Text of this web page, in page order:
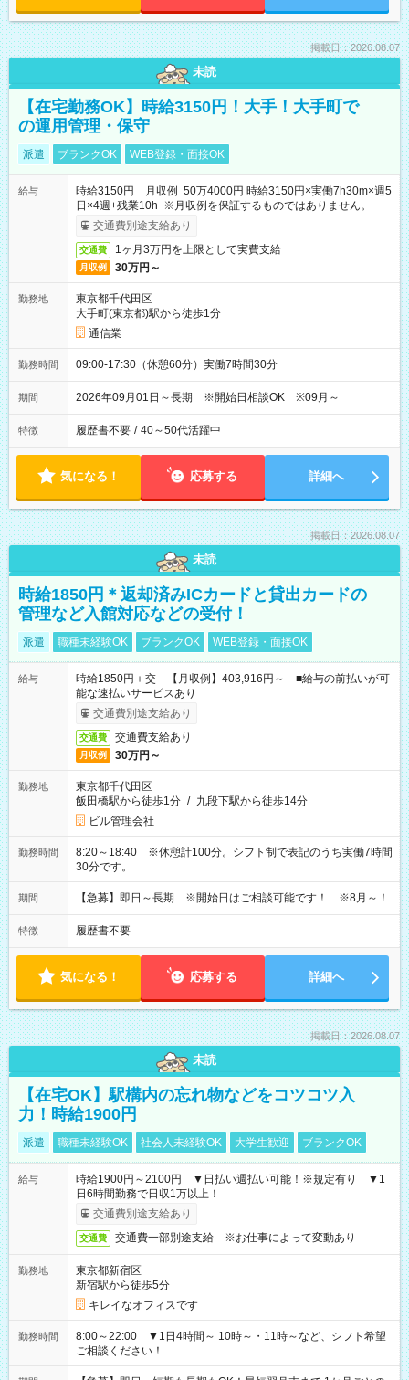
掲載日：2026.08.07
未読
【在宅勤務OK】時給3150円！大手！大手町で
の運用管理・保守
派遣 ブランクOK WEB登録・面接OK
給与
時給3150円 月収例 50万4000円 時給3150円×実働7h30m×週5
日×4週+残業10h ※月収例を保証するものではありません。
交通費別途支給あり
交通費 1ヶ月3万円を上限として実費支給
月収例 30万円～
勤務地
東京都千代田区
大手町(東京都)駅から徒歩1分
通信業
勤務時間 09:00-17:30（休憩60分）実働7時間30分
期間 2026年09月01日～長期 ※開始日相談OK ※09月～
特徴 履歴書不要 / 40～50代活躍中
気になる！ 応募する 詳細へ
掲載日：2026.08.07
未読
時給1850円＊返却済みICカードと貸出カードの
管理など入館対応などの受付！
派遣 職種未経験OK ブランクOK WEB登録・面接OK
給与
時給1850円＋交 【月収例】403,916円～ ■給与の前払いが可
能な速払いサービスあり
交通費別途支給あり
交通費 交通費支給あり
月収例 30万円～
勤務地
東京都千代田区
飯田橋駅から徒歩1分 / 九段下駅から徒歩14分
ビル管理会社
勤務時間
8:20～18:40 ※休憩計100分。シフト制で表記のうち実働7時間
30分です。
期間 【急募】即日～長期 ※開始日はご相談可能です！ ※8月～！
特徴 履歴書不要
気になる！ 応募する 詳細へ
掲載日：2026.08.07
未読
【在宅OK】駅構内の忘れ物などをコツコツ入
力！時給1900円
派遣 職種未経験OK 社会人未経験OK 大学生歓迎 ブランクOK
給与
時給1900円～2100円 ▼日払い週払い可能！※規定有り ▼1
日6時間勤務で日収1万以上！
交通費別途支給あり
交通費 交通費一部別途支給 ※お仕事によって変動あり
勤務地
東京都新宿区
新宿駅から徒歩5分
キレイなオフィスです
勤務時間
8:00～22:00 ▼1日4時間～ 10時～・11時～など、シフト希望
ご相談ください！